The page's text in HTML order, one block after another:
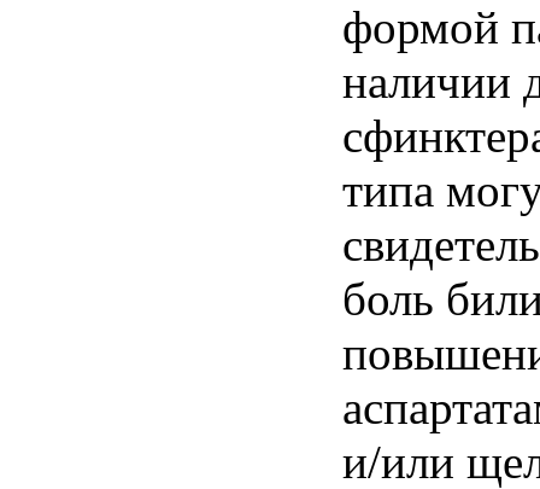
формой
наличии
типа
боль
и/или